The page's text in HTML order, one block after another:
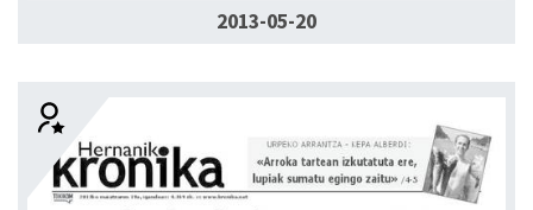
2013-05-20